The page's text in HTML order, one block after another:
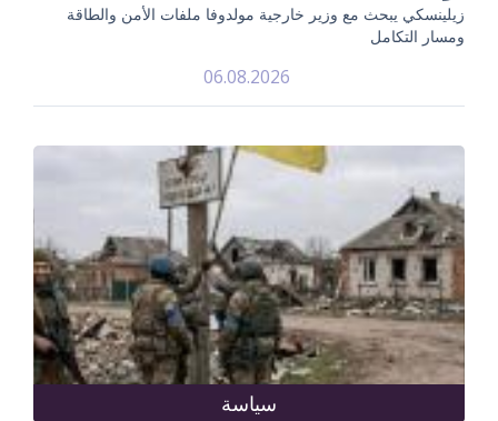
زيلينسكي يبحث مع وزير خارجية مولدوفا ملفات الأمن والطاقة
ومسار التكامل
06.08.2026
سياسة